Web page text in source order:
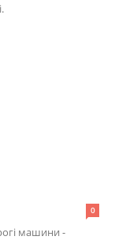
0
машини -